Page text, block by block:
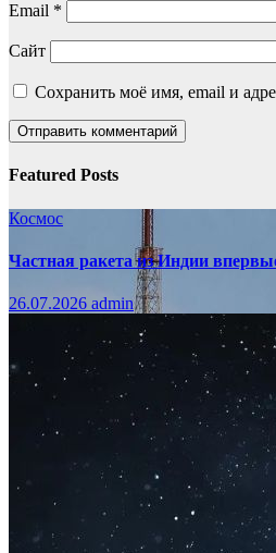
Email *
Сайт
Сохранить моё имя, email и
Featured Posts
Космос
Частная ракета из Индии
26.07.2026 admin